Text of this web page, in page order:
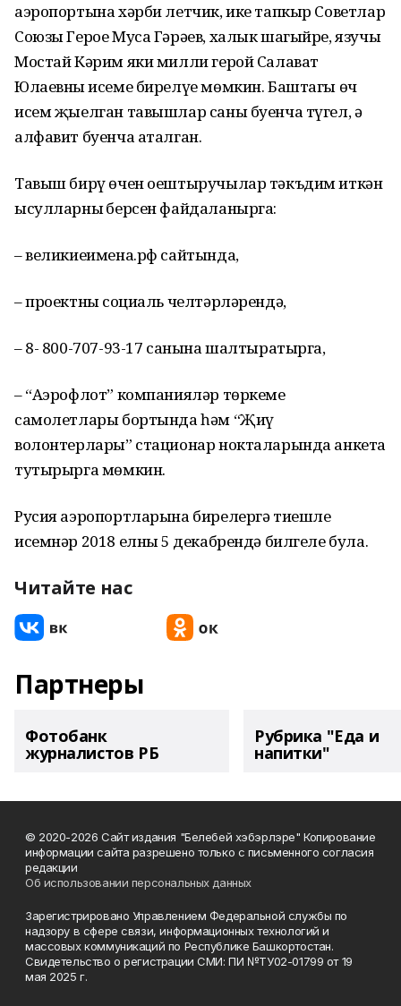
аэропортына хәрби летчик, ике тапкыр Советлар
Союзы Герое Муса Гәрәев, халык шагыйре, язучы
Мостай Кәрим яки милли герой Салават
Юлаевның исеме бирелүе мөмкин. Баштагы өч
исем җыелган тавышлар саны буенча түгел, ә
алфавит буенча аталган.
Тавыш бирү өчен оештыручылар тәкъдим иткән
ысулларның берсен файдаланырга:
– великиеимена.рф сайтында,
– проектның социаль челтәрләрендә,
– 8- 800-707-93-17 санына шалтыратырга,
– “Аэрофлот” компанияләр төркеме
самолетлары бортында һәм “Җиңү
волонтерлары” стационар нокталарында анкета
тутырырга мөмкин.
Русия аэропортларына бирелергә тиешле
исемнәр 2018 елның 5 декабрендә билгеле була.
Читайте нас
Партнеры
Фотобанк
журналистов РБ
Рубрика "Еда и
напитки"
© 2020-2026 Сайт издания "Белебей хэбэрлэре" Копирование
информации сайта разрешено только с письменного согласия
редакции
Об использовании персональных данных
Зарегистрировано Управлением Федеральной службы по
надзору в сфере связи, информационных технологий и
массовых коммуникаций по Республике Башкортостан.
Свидетельство о регистрации СМИ: ПИ №ТУ02-01799 от 19
мая 2025 г.